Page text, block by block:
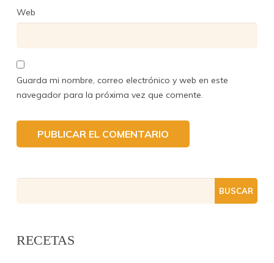
Web
Guarda mi nombre, correo electrónico y web en este
navegador para la próxima vez que comente.
RECETAS